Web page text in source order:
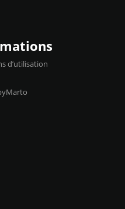
d’utilisation